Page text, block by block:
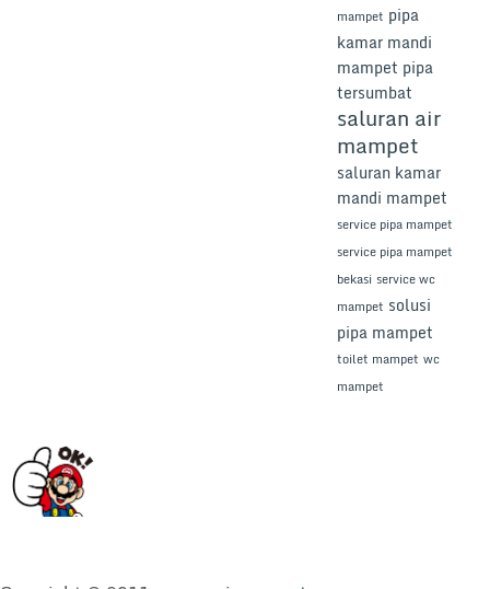
mampet pipa
kamar mandi
mampet pipa
tersumbat
saluran air
mampet
saluran kamar
mandi mampet
service pipa mampet
service pipa mampet
bekasi service wc
mampet solusi
pipa mampet
toilet mampet wc
mampet